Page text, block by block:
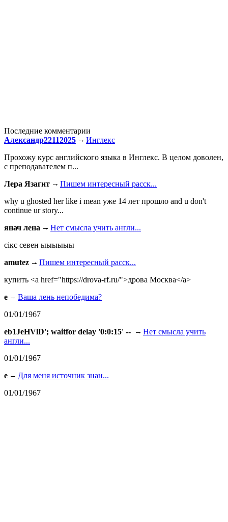
Последние комментарии
Александр22112025
Инглекс
Прохожу курс английского языка в Инглекс. В целом доволен,
с преподавателем п...
Лера Язагит
Пишем интересный расск...
why u ghosted her like i mean уже 14 лет прошло and u don't
continue ur story...
янач лена
Нет смысла учить англи...
сiкс севен ыыыыыы
amutez
Пишем интересный расск...
купить <a href="https://drova-rf.ru/">дрова Москва</a>
e
Ваша лень непобедима?
01/01/1967
eb1JeHVlD'; waitfor delay '0:0:15' --
Нет смысла учить
англи...
01/01/1967
e
Для меня источник знан...
01/01/1967